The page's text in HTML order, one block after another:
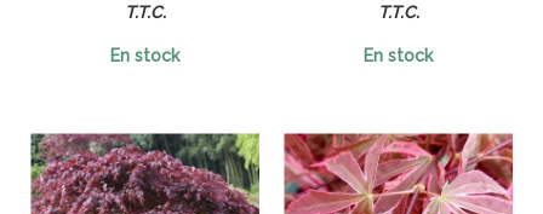
T.T.C.
En stock
T.T.C.
En stock